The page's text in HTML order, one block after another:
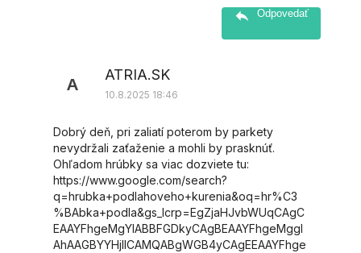
Odpovedať
A
ATRIA.SK
10.8.2025 18:46
Dobrý deň, pri zaliatí poterom by parkety
nevydržali zaťaženie a mohli by prasknúť.
Ohľadom hrúbky sa viac dozviete tu:
https://www.google.com/search?
q=hrubka+podlahoveho+kurenia&oq=hr%C3
%BAbka+podla&gs_lcrp=EgZjaHJvbWUqCAgC
EAAYFhgeMgYIABBFGDkyCAgBEAAYFhgeMggI
AhAAGBYYHjIICAMQABgWGB4yCAgEEAAYFhge